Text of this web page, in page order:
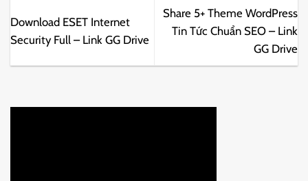
Download ESET Internet
Security Full – Link GG Drive
Share 5+ Theme WordPress
Tin Tức Chuẩn SEO – Link
GG Drive